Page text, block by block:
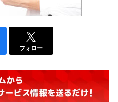
フォロー